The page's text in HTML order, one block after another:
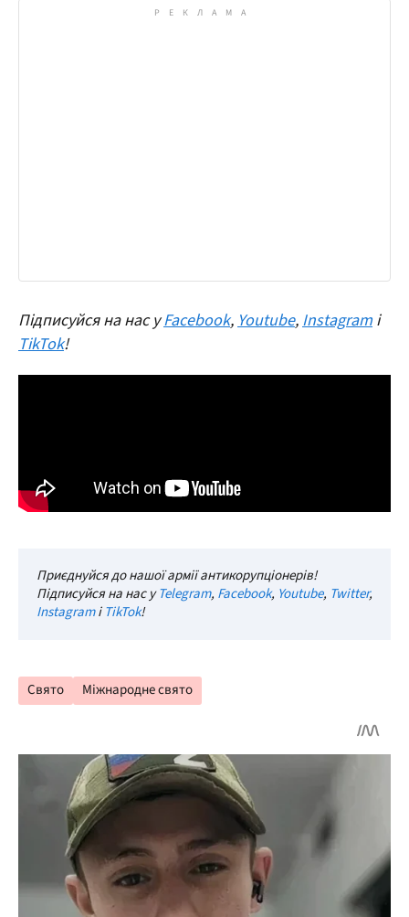
Підписуйся на нас уFacebook,Youtube,Instagram і
TikTok!
Приєднуйся до нашої армії антикорупціонерів!
Підписуйся на нас уTelegram, Facebook, Youtube, Twitter,
InstagramіTikTok!
Свято Міжнародне свято